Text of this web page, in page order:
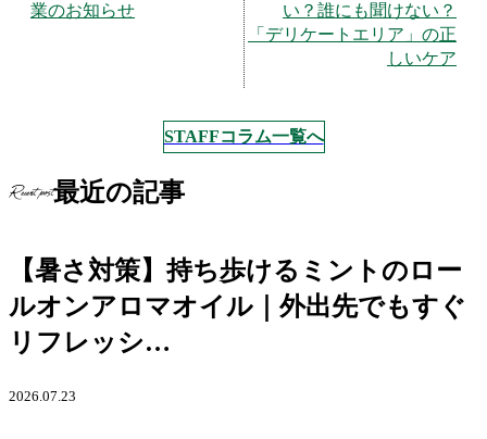
業のお知らせ
い？誰にも聞けない？
「デリケートエリア」の正
しいケア
STAFFコラム一覧へ
Recent post最近の記事
【暑さ対策】持ち歩けるミントのロー
ルオンアロマオイル｜外出先でもすぐ
リフレッシ…
2026.07.23